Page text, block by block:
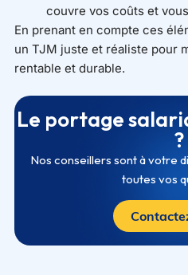
couvre vos coûts et
En prenant en compte ces
un TJM juste et réaliste pour
rentable et durable.
Le portage
?
Nos conseillers sont à votre
toutes vos